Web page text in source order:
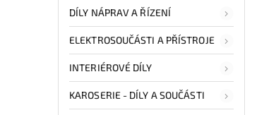
DÍLY NÁPRAV A ŘÍZENÍ
ELEKTROSOUČÁSTI A PŘÍSTROJE
INTERIÉROVÉ DÍLY
KAROSERIE - DÍLY A SOUČÁSTI